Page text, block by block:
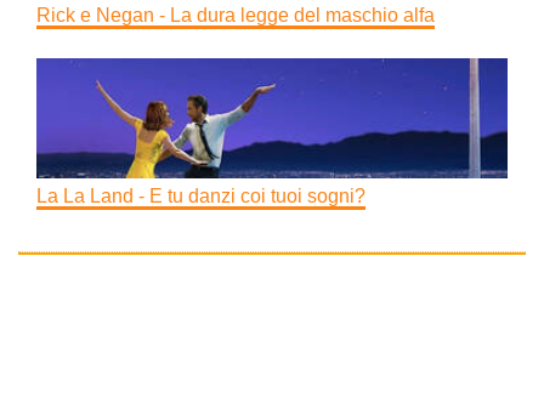
Rick e Negan - La dura legge del maschio alfa
La La Land - E tu danzi coi tuoi sogni?